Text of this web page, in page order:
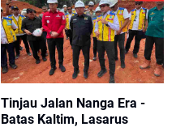
Tinjau Jalan Nanga Era -
Batas Kaltim, Lasarus